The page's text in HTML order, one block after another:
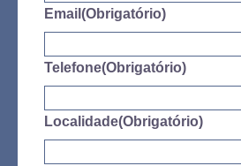
Email (Obrigatório)
Telefone(Obrigatório)
Localidade(Obrigatório)